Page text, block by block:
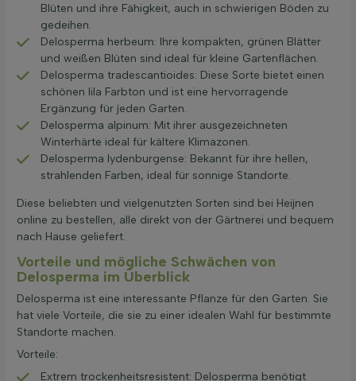
Blüten und ihre Fähigkeit, auch in schwierigen Böden zu
gedeihen.
Delosperma herbeum: Ihre kompakten, grünen Blätter
und weißen Blüten sind ideal für kleine Gartenflächen.
Delosperma tradescantioides: Diese Sorte bietet einen
schönen lila Farbton und ist eine hervorragende
Ergänzung für jeden Garten.
Delosperma alpinum: Mit ihrer ausgezeichneten
Winterhärte ideal für kältere Klimazonen.
Delosperma lydenburgense: Bekannt für ihre hellen,
strahlenden Farben, ideal für sonnige Standorte.
Diese beliebten und vielgenutzten Sorten sind bei Heijnen
online zu bestellen, alle direkt von der Gärtnerei und bequem
nach Hause geliefert.
Vorteile und mögliche Schwächen von
Delosperma im Überblick
Delosperma ist eine interessante Pflanze für den Garten. Sie
hat viele Vorteile, die sie zu einer idealen Wahl für bestimmte
Standorte machen.
Vorteile:
Extrem trockenheitsresistent: Delosperma benötigt